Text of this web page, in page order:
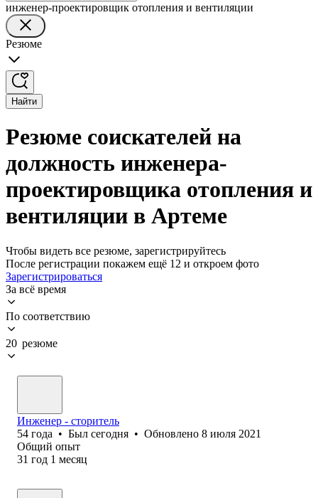
инженер-проектировщик отопления и вентиляции
Резюме
Найти
Резюме соискателей на
должность инженера-
проектировщика отопления и
вентиляции в Артеме
Чтобы видеть все резюме, зарегистрируйтесь
После регистрации покажем ещё 12 и откроем фото
Зарегистрироваться
За всё время
По соответствию
20 резюме
Инженер - сторитель
54 года • Был сегодня • Обновлено 8 июля 2021
Общий опыт
31 год 1 месяц